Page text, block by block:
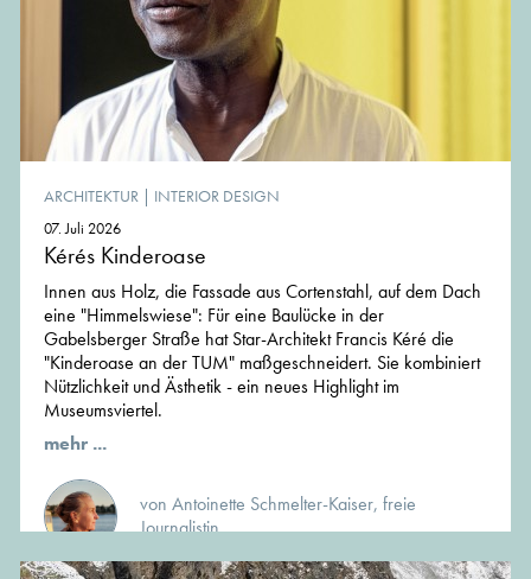
ARCHITEKTUR | INTERIOR DESIGN
07. Juli 2026
Kérés Kinderoase
Innen aus Holz, die Fassade aus Cortenstahl, auf dem Dach
eine "Himmelswiese": Für eine Baulücke in der
Gabelsberger Straße hat Star-Architekt Francis Kéré die
"Kinderoase an der TUM" maßgeschneidert. Sie kombiniert
Nützlichkeit und Ästhetik - ein neues Highlight im
Museumsviertel.
mehr ...
von Antoinette Schmelter-Kaiser, freie
Journalistin